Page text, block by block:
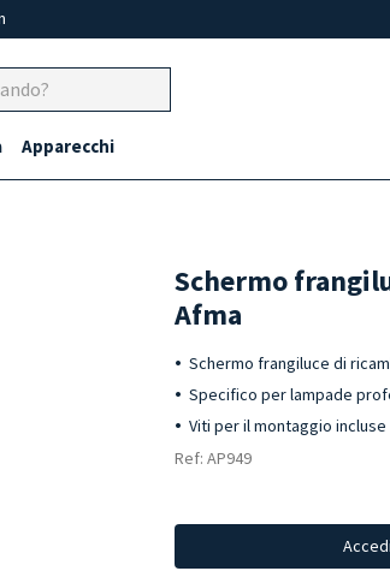
Apparecchi
Schermo
Afma
Schermo frangiluce di
Specifico per lampade
Viti per il montaggio incluse
Ref: AP949